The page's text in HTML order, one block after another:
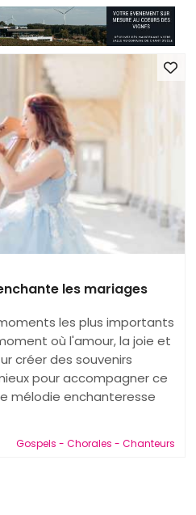
les mariages
les plus importants
où l'amour, la joie et
créer des souvenirs
pour accompagner ce
mélodie enchanteresse
Gospels - Chorales - Chanteurs